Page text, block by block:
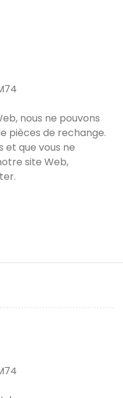
nous ne pouvons
pièces de rechange.
et que vous ne
site Web,